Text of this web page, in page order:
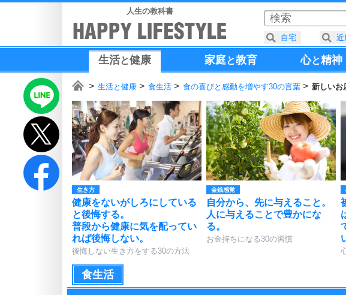
人生の教科書
生活と健康 家庭と教育 心と精神
生活と健康 食生活 食の喜びと感動を増やす30の言葉 新しいお
生き方
健康をないがしろにしている
と後悔する。
普段から健康に気を配ってい
れば後悔しない。
後悔しない生き方をする30の方法
金銭感覚
自分から、先に与えること。
人に与えることで豊かにな
る。
お金持ちになる30の習慣
食生活
自宅 近